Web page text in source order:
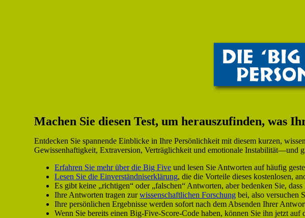
Machen Sie diesen Test, um herauszufinden, was
Entdecken Sie spannende Einblicke in Ihre Persönlichkeit mit diesem kurzen,
Gewissenhaftigkeit, Extraversion, Verträglichkeit und emotionale Instabilität—und
Erfahren Sie mehr über die Big Five und lesen Sie Antworten auf häufig
Lesen Sie die Einverständniserklärung, die die Vorteile dieses kostenlosen,
Es gibt keine „richtigen“ oder „falschen“ Antworten, aber bedenken Sie,
Ihre Antworten tragen zurwissenschaftlichen Forschung bei, also versuchen
Ihre persönlichen Ergebnisse werden sofort nach dem Absenden Ihrer
Wenn Sie bereits einen Big-Five-Score-Code haben, können Sie ihn jetzt auf